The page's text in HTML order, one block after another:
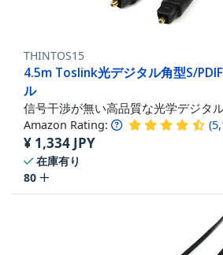
THINTOS15
4.5m Toslink光デジタル角型S/
ル
信号干渉が無い高品質な光学デジタ
Amazon Rating: (
¥ 1,334 JPY
在庫有り
80